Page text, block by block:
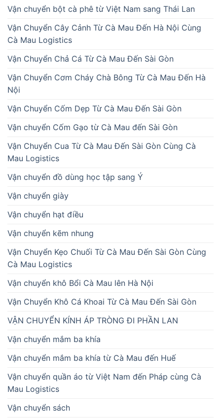
Vận chuyển bột cà phê từ Việt Nam sang Thái Lan
Vận Chuyển Cây Cảnh Từ Cà Mau Đến Hà Nội Cùng
Cà Mau Logistics
Vận Chuyển Chả Cá Từ Cà Mau Đến Sài Gòn
Vận Chuyển Cơm Cháy Chà Bông Từ Cà Mau Đến Hà
Nội
Vận Chuyển Cốm Dẹp Từ Cà Mau Đến Sài Gòn
Vận chuyển Cốm Gạo từ Cà Mau đến Sài Gòn
Vận Chuyển Cua Từ Cà Mau Đến Sài Gòn Cùng Cà
Mau Logistics
Vận chuyển đồ dùng học tập sang Ý
Vận chuyển giày
Vận chuyển hạt điều
Vận chuyển kẽm nhung
Vận Chuyển Kẹo Chuối Từ Cà Mau Đến Sài Gòn Cùng
Cà Mau Logistics
Vận chuyển khô Bổi Cà Mau lên Hà Nội
Vận Chuyển Khô Cá Khoai Từ Cà Mau Đến Sài Gòn
VẬN CHUYỂN KÍNH ÁP TRÒNG ĐI PHẦN LAN
Vận chuyển mắm ba khía
Vận chuyển mắm ba khía từ Cà Mau đến Huế
Vận chuyển quần áo từ Việt Nam đến Pháp cùng Cà
Mau Logistics
Vận chuyển sách